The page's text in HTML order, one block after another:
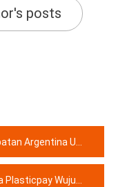
posts
Unggul atas Indonesia 0-2
Hari Lingkungan Hidup Sedunia